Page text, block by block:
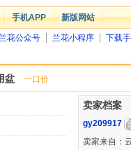
手机APP 新版网站
兰花公众号 兰花小程序
下载
盆 一口价
卖家档案
gy209917
卖家来自：